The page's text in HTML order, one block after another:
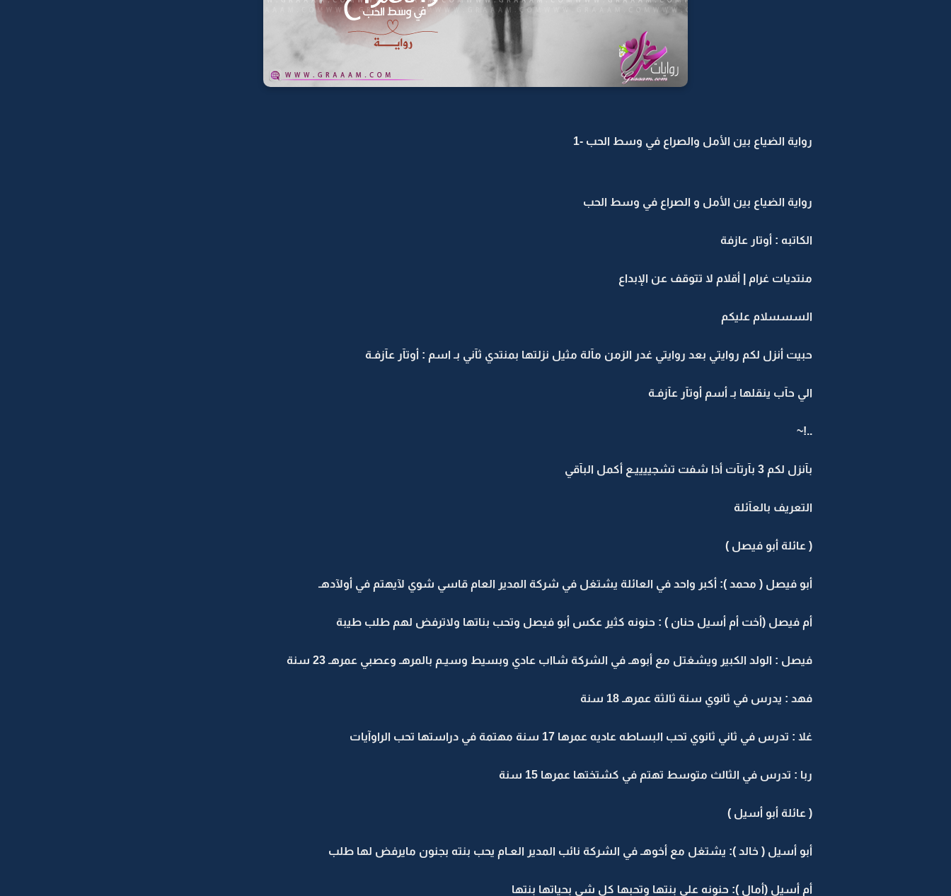
رواية الضياع بين الأمل والصراع في وسط الحب -1
رواية الضياع بين الأمل و الصراع في وسط الحب
الكاتبه : أوتار عازفة
منتديات غرام | أقلام لا تتوقف عن الإبداع
السسسلام عليكم
حبيت أنزل لكم روايتي بعد روايتي غدر الزمن مآلة مثيل نزلتها بمنتدي ثآني بـ اسم : أوتآر عآزفـة
الي حآب ينقلها بـ أسم أوتآر عآزفـة
..!~
بآنزل لكم 3 بآرتآت أذا شفت تشجييييـع أكمل البآقي
التعريف بالعآئلة
( عائلة أبو فيصل )
أبو فيصل ( محمد ): أكبر واحد في العائلة يشتغل في شركة المدير العام قاسي شوي لآيهتم في أولآدهـ
أم فيصل (أخت أم أسيل حنان ) : حنونه كثير عكس أبو فيصل وتحب بناتها ولاترفض لهم طلب طيبة
فيصل : الولد الكبير ويشغتل مع أبوهـ في الشركة شااب عادي وبسيط وسيـم بالمرهـ وعصبي عمرهـ 23 سنة
فهد : يدرس في ثانوي سنة ثالثة عمرهـ 18 سنة
غلا : تدرس في ثاني ثانوي تحب البساطه عاديه عمرها 17 سنة مهتمة في دراستها تحب الراوآيات
ربا : تدرس في الثالث متوسط تهتم في كشتختها عمرها 15 سنة
( عائلة أبو أسيل )
أبو أسيل ( خالد ): يشتغل مع أخوهـ في الشركة نائب المدير العـام يحب بنته بجنون مايرفض لها طلب
أم أسيل (أمال ): حنونه على بنتها وتحبها كل شي بحياتها بنتها